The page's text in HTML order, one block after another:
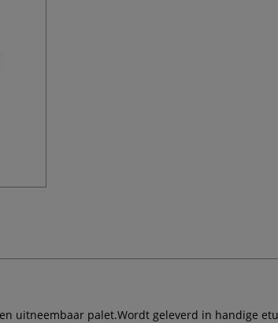
uitneembaar palet.Wordt geleverd in handige